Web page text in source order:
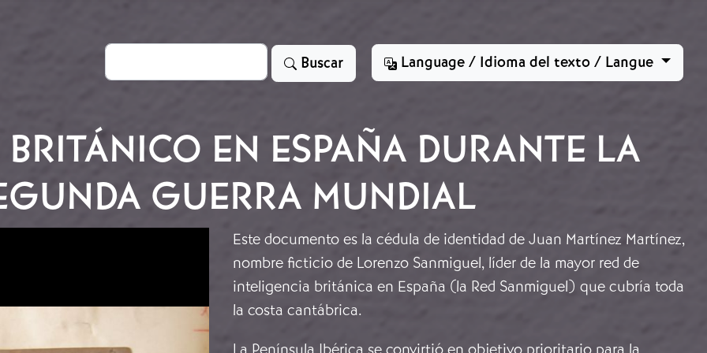
Search Buscar Language / Idioma del texto / Langue
EN ESPAÑA DURANTE LA
GUERRA MUNDIAL
Este documento es la cédula de identidad de Juan Martínez Martínez,
nombre ficticio de Lorenzo Sanmiguel, líder de la mayor red de
inteligencia británica en España (la Red Sanmiguel) que cubría toda
la costa cantábrica.